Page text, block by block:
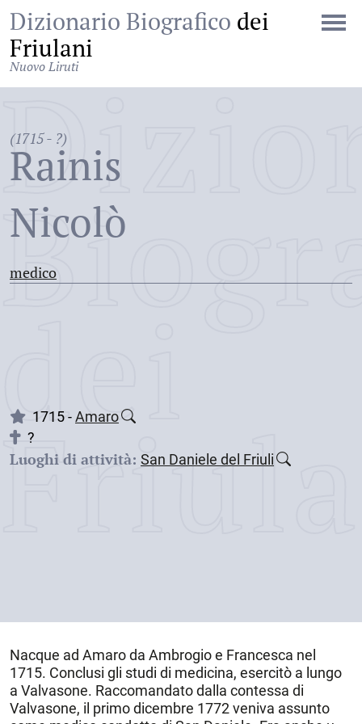
Dizionario Biografico dei
Friulani
Nuovo Liruti
(1715 - ?)
Rainis
Nicolò
medico
dei
1715 -Amaro
?
Luoghi di attività: San Daniele del Friuli
Nacque ad Amaroda Ambrogio e Francesca nel
1715. Conclusi gli studi di medicina, esercitò a lungo
a Valvasone. Raccomandato dalla contessa di
Valvasone, il primo dicembre 1772 veniva assunto